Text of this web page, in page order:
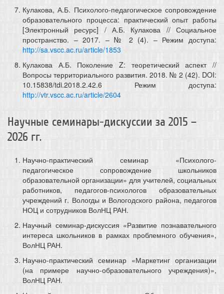
Кулакова, А.Б. Психолого-педагогическое сопровождение
образовательного процесса: практический опыт работы
[Электронный ресурс] / А.Б. Кулакова // Социальное
пространство. – 2017. – № 2 (4). – Режим доступа:
http://sa.vscc.ac.ru/article/1853
Кулакова А.Б. Поколение Z: теоретический аспект //
Вопросы территориального развития. 2018. № 2 (42). DOI:
10.15838/tdi.2018.2.42.6 Режим доступа:
http://vtr.vscc.ac.ru/article/2604
Научные семинары-дискуссии за 2015 –
2026 гг.
Научно-практический семинар «Психолого-
педагогическое сопровождение школьников
образовательной организации» для учителей, социальных
работников, педагогов-психологов образовательных
учреждений г. Вологды и Вологодского района, педагогов
НОЦ и сотрудников ВолНЦ РАН.
Научный семинар-дискуссия «Развитие познавательного
интереса школьников в рамках проблемного обучения»,
ВолНЦ РАН.
Научно-практический семинар «Маркетинг организации
(на примере научно-образовательного учреждения)»,
ВолНЦ РАН.